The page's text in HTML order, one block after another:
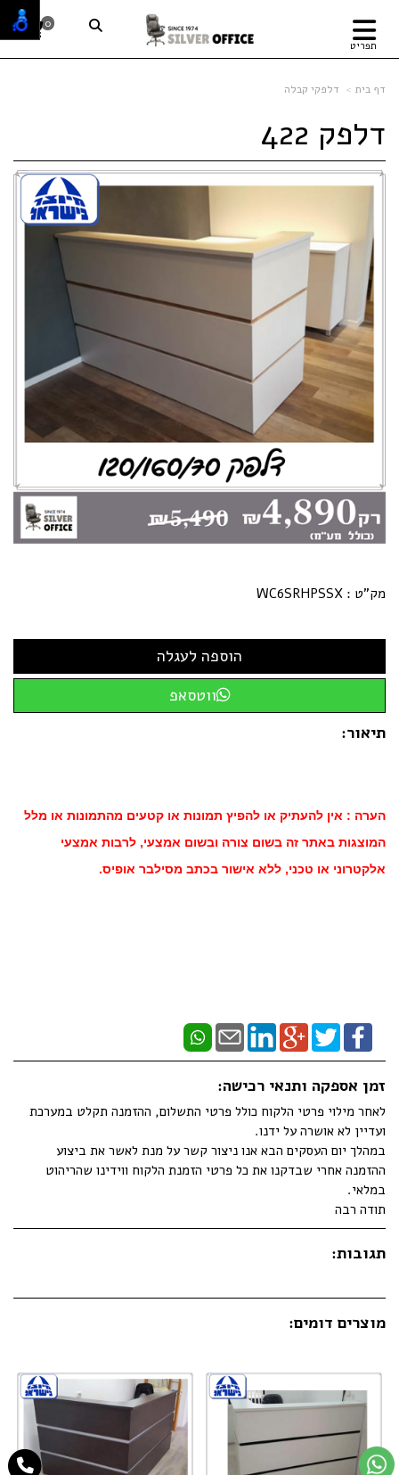
תפריט
0
דף בית דלפקי קבלה
דלפק 422
מק"ט : WC6SRHPSSX
ווטסאפ
תיאור:
הערה : אין להעתיק או להפיץ תמונות או קטעים מהתמונות או מלל
המוצגות באתר זה בשום צורה ובשום אמצעי, לרבות אמצעי
אלקטרוני או טכני, ללא אישור בכתב מסילבר אופיס.
זמן אספקה ותנאי רכישה:
לאחר מילוי פרטי הלקוח כולל פרטי התשלום, ההזמנה תקלט במערכת
ועדיין לא אושרה על ידנו.
במהלך יום העסקים הבא אנו ניצור קשר על מנת לאשר את ביצוע
ההזמנה אחרי שבדקנו את כל פרטי הזמנת הלקוח ווידינו שהריהוט
במלאי.
תודה רבה
תגובות:
מוצרים דומים: